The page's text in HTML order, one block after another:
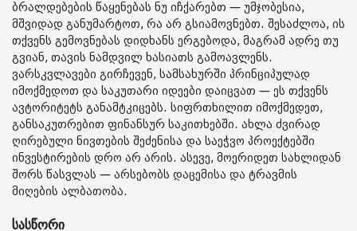
ბრალდებების წაყენებას ნუ იჩქარებთ — უმჯობესია,
მშვიდად განუმარტოთ, რა არ გსიამოვნებთ. შესაძლოა, ის
თქვენს გემოვნებას დიდხანს ერგებოდა, მაგრამ ადრე თუ
გვიან, თავის ნამდვილ ხასიათს გამოავლენს.
ვარსკვლავები გირჩევენ, სამსახურში პრინციპულად
იმოქმედოთ და საკუთარი იდეები დაიცვათ — ეს თქვენს
ავტორიტეტს განამტკიცებს. სიფრთხილით იმოქმედეთ,
განსაკუთრებით ფინანსურ საკითხებში. ახლა ძვირად
ღირებული ნივთების შეძენისა და საეჭვო პროექტებში
ინვესტირების დრო არ არის. ასევე, მოერიდეთ სახლიდან
შორს წასვლას — არსებობს დაცემისა და ტრავმის
მიღების ალბათობა.
სასწორი